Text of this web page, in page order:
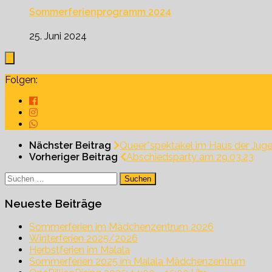
Sommerferienprogramm 2024
25. Juni 2024
Folgen:
Nächster Beitrag
Queer*spektakel im Haus der
Vorheriger Beitrag
Abschiedsparty am 29.03.23
Suchen
nach:
Neueste Beiträge
Sommerferien im Mädchenzentrum 2026
Winterferien 2025/2026
Herbstferien im Malala
Sommerferien 2025 im Malala Mädchenzentrum